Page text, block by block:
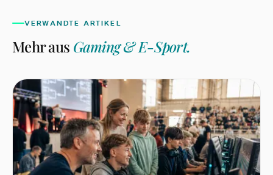
VERWANDTE ARTIKEL
Mehr aus Gaming & E-Sport.